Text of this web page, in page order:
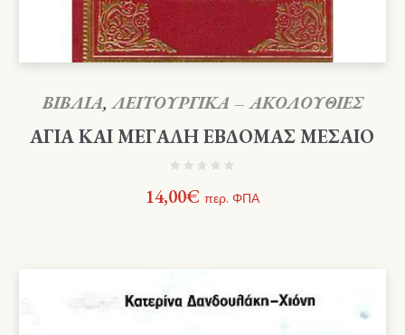
ΒΙΒΛΙΑ,ΛΕΙΤΟΥΡΓΙΚΑ – ΑΚΟΛΟΥΘΙΕΣ
ΑΓΙΑ ΚΑΙ ΜΕΓΑΛΗ ΕΒΔΟΜΑΣ ΜΕΣΑΙΟ
14,00€ περ. ΦΠΑ